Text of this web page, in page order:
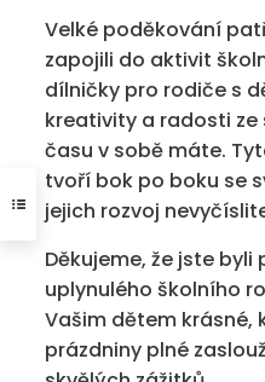
Velké poděkování
zapojili do aktivit
dílničky pro rodiče s
kreativity a radosti
času v sobě máte.
tvoří bok po boku se
jejich rozvoj
Děkujeme, že jste
uplynulého školního
Vašim dětem krásné,
prázdniny plné